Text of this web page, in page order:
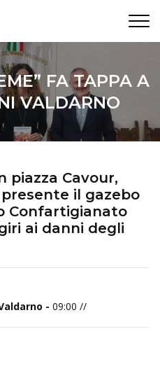
FA TAPPA A
VALDARNO
piazza Cavour,
presente il gazebo
Confartigianato
ai danni degli
- 09:00 //